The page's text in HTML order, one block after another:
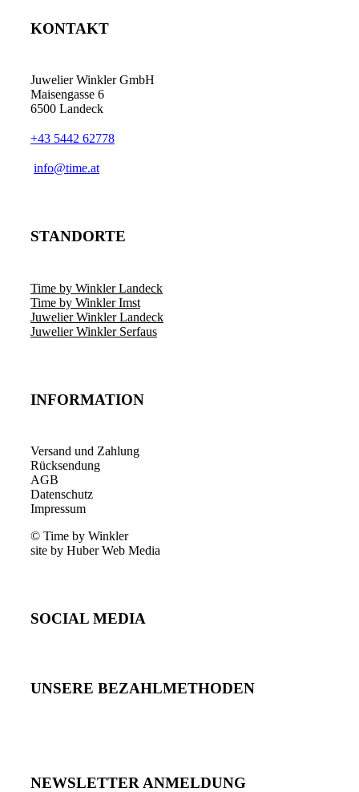
KONTAKT
Juwelier Winkler GmbH
Maisengasse 6
6500 Landeck
+43 5442 62778
info@time.at
STANDORTE
Time by Winkler Landeck
Time by Winkler Imst
Juwelier Winkler Landeck
Juwelier Winkler Serfaus
INFORMATION
Versand und Zahlung
Rücksendung
AGB
Datenschutz
Impressum
© Time by Winkler
site by Huber Web Media
SOCIAL MEDIA
UNSERE BEZAHLMETHODEN
NEWSLETTER ANMELDUNG